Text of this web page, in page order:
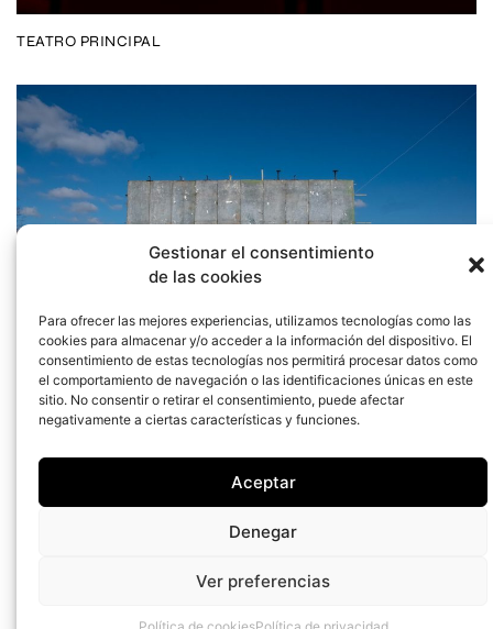
Gestionar el consentimiento
de las cookies
Para ofrecer las mejores experiencias, utilizamos tecnologías como las
cookies para almacenar y/o acceder a la información del dispositivo. El
consentimiento de estas tecnologías nos permitirá procesar datos como
el comportamiento de navegación o las identificaciones únicas en este
sitio. No consentir o retirar el consentimiento, puede afectar
negativamente a ciertas características y funciones.
Aceptar
Denegar
Ver preferencias
TEATRO PRINCIPAL
MI VALLA
pilogallizo@gmail.com